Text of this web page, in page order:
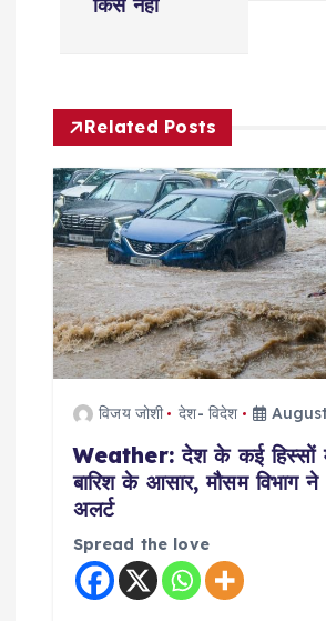
v
g
a
t
किसे नहीं
Related Posts
विजय जोशी देश- विदेश
Weather: देश के कई हिस्सों
बारिश के आसार, मौसम विभाग ने
अलर्ट
Spread the love